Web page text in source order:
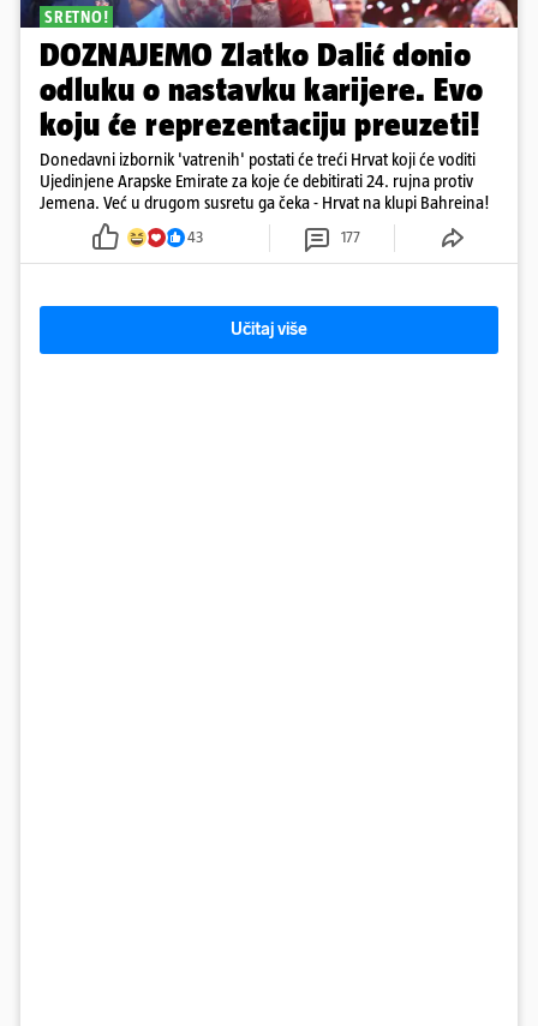
SRETNO!
DOZNAJEMO Zlatko Dalić donio
odluku o nastavku karijere. Evo
koju će reprezentaciju preuzeti!
Donedavni izbornik 'vatrenih' postati će treći Hrvat koji će voditi
Ujedinjene Arapske Emirate za koje će debitirati 24. rujna protiv
Jemena. Već u drugom susretu ga čeka - Hrvat na klupi Bahreina!
43 177
Učitaj više